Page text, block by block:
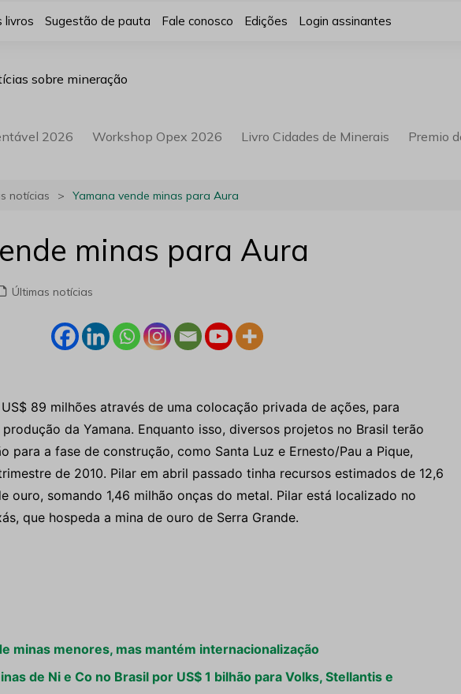
livros Sugestão de pauta Fale conosco Edições Login assinantes
2026 Workshop Opex 2026 Livro Cidades de Minerais Premio
notícias Yamana vende minas para Aura
minas para Aura
Últimas notícias
89 milhões através de uma colocação privada de ações, para
da Yamana. Enquanto isso, diversos projetos no Brasil terão
para a fase de construção, como Santa Luz e Ernesto/Pau a Pique,
de 2010. Pilar em abril passado tinha recursos estimados de 12,6
ouro, somando 1,46 milhão onças do metal. Pilar está localizado no
que hospeda a mina de ouro de Serra Grande.
minas menores, mas mantém internacionalização
de Ni e Co no Brasil por US$ 1 bilhão para Volks, Stellantis e